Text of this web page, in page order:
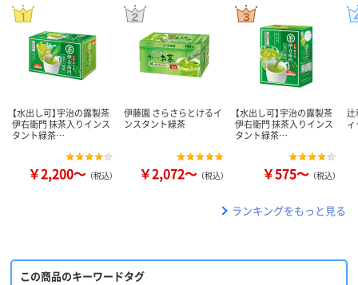
【水出し可】宇治の露製茶
伊右衛門 抹茶入りインス
タント緑茶…
￥2,200～ （税込）
伊藤園 さらさらとけるイ
ンスタント緑茶
￥2,072～ （税込）
【水出し可】宇治の露製茶
伊右衛門 抹茶入りインス
タント緑茶…
￥575～ （税込）
ランキングをもっと見る
この商品のキーワードタグ